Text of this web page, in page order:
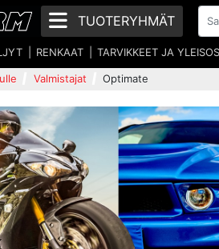
TUOTERYHMÄT
RENKAAT TARVIKKEET JA
Valmistajat Optimate